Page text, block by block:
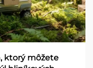
ktorý môžete